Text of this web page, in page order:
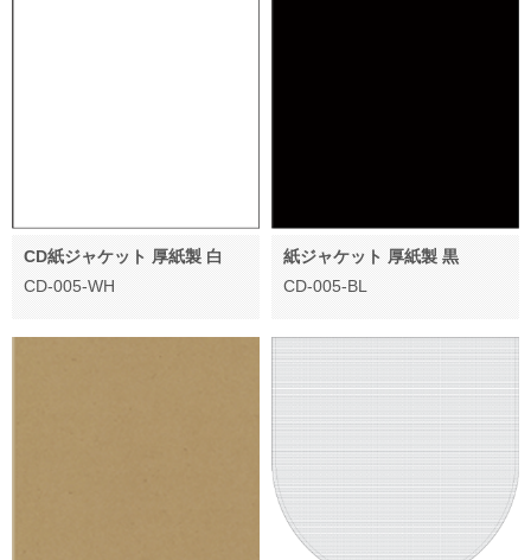
CD紙ジャケット 厚紙製 白
CD-005-WH
紙ジャケット 厚紙製 黒
CD-005-BL